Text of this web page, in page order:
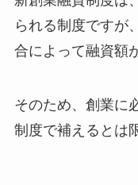
られる制度ですが
合によって融資額
そのため、創業に
制度で補えるとは